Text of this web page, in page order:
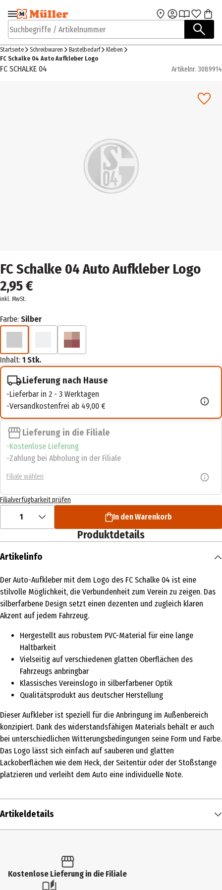
Zur Navigation
springen
Zum Hauptinhalt
Suchbegriffe / Artikelnummer
Startseite Schreibwaren Bastelbedarf
Kleben
FC Schalke 04 Auto Aufkleber Logo
FC SCHALKE 04 Artikelnr. 3089914
FC Schalke 04 Auto Aufkleber Logo
2,95 €
inkl. MwSt.
Farbe: Silber
Inhalt: 1 Stk.
Lieferung nach Hause
Lieferbar in 2 - 3 Werktagen
Versandkostenfrei ab 49,00 €
Lieferung in die Filiale
Kostenlose Lieferung
Zahlung bei Abholung in der Filiale
Filiale wählen
Filialverfügbarkeit prüfen
1 In den Warenkorb
Produktdetails
Artikelinfo
Der Auto-Aufkleber mit dem Logo des FC Schalke 04 ist eine
stilvolle Möglichkeit, die Verbundenheit zum Verein zu zeigen. Das
silberfarbene Design setzt einen dezenten und zugleich klaren
Akzent auf jedem Fahrzeug.
Hergestellt aus robustem PVC-Material für eine lange
Haltbarkeit
Vielseitig auf verschiedenen glatten Oberflächen des
Fahrzeugs anbringbar
Klassisches Vereinslogo in silberfarbener Optik
Qualitätsprodukt aus deutscher Herstellung
Dieser Aufkleber ist speziell für die Anbringung im Außenbereich
konzipiert. Dank des widerstandsfähigen Materials behält er auch
bei unterschiedlichen Witterungsbedingungen seine Form und Farbe.
Das Logo lässt sich einfach auf sauberen und glatten
Lackoberflächen wie dem Heck, der Seitentür oder der Stoßstange
platzieren und verleiht dem Auto eine individuelle Note.
Artikeldetails
Produkttyp
Kostenlose Lieferung in die Filiale